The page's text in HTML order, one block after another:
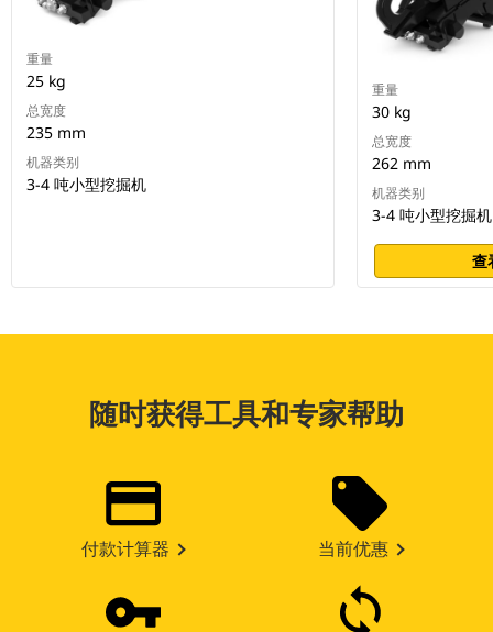
重量
25 kg
总宽度
235 mm
机器类别
3-4 吨小型挖掘机
重量
30 kg
总宽度
262 mm
机器类别
3-4 吨小型挖掘机
查
随时获得工具和专家帮助
付款计算器 当前优惠